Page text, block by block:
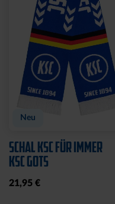
Neu
SCHAL KSC FÜR IMMER
KSC GOTS
21,95 €